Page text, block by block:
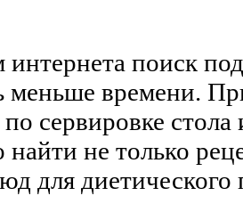
поиск
меньше времени.
сервировке
найти не только
для